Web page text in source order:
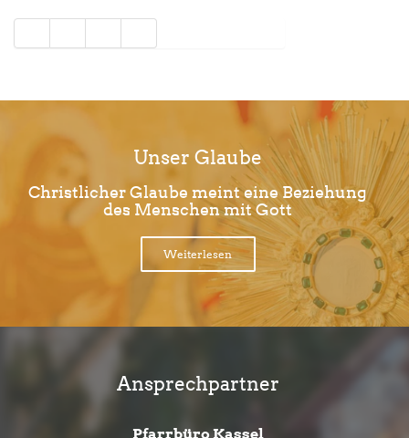
Limite der Paginierungsliste
Unser Glaube
Christlicher Glaube meint eine Beziehung
des Menschen mit Gott
Weiterlesen
Ansprechpartner
Pfarrbüro Kassel